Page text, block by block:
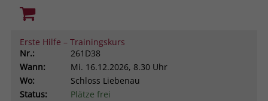
Erste Hilfe – Trainingskurs
Nr.:
261D38
Wann:
Mi. 16.12.2026, 8.30 Uhr
Wo:
Schloss Liebenau
Status:
Plätze frei